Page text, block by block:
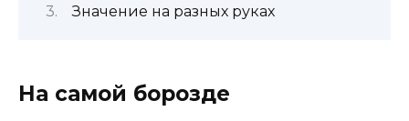
Значение на разных руках
На самой борозде